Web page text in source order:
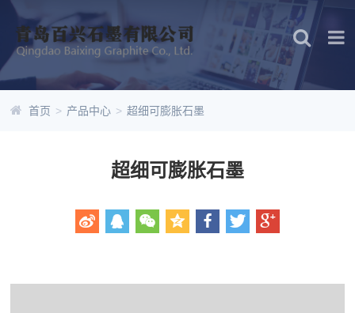
首页 > 产品中心 > 超细可膨胀石墨
超细可膨胀石墨